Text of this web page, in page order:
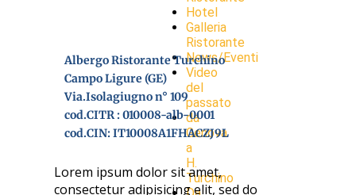
Albergo Ristorante Turchino
Campo Ligure (GE)
Via.Isolagiugno n° 109
cod.CITR : 010008-alb-0001
cod.CIN: IT10008A1FHACZJ9L
Lorem ipsum dolor sit amet,
consectetur adipisicing elit, sed do
Hotel
Galleria
Ristorante
News/Eventi
Video
del
passato
da
Genova
a
H.
Turchino